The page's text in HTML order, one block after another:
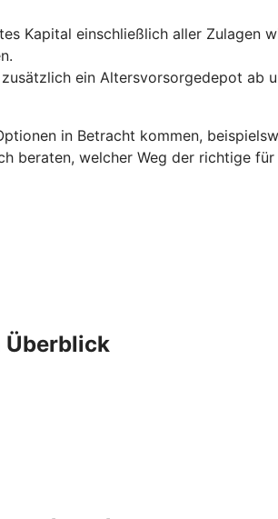
Kapital einschließlich aller
ein Altersvorsorgedepot ab
in Betracht kommen,
beraten, welcher Weg der richtige für
Überblick